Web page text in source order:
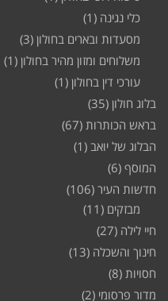
כלי נגינה (1)
מסעדות ובארים בחולון (3)
משלוחים ומזון מהיר בחולון (1)
עורכי דין בחולון (1)
בלוג חולון (35)
בראש הכותרות (67)
הבלוג של יואב (1)
המוסף (6)
חדשות העיר (106)
מבזקים (11)
חיי לילה (27)
חינוך והשכלה (13)
חסויות (8)
מדור פרסומי (2)